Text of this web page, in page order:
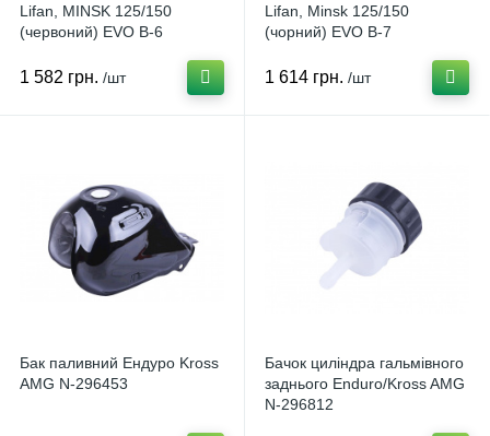
Lifan, MINSK 125/150
(червоний) EVO B-6
1 582 грн. /шт
Lifan, Minsk 125/150
(чорний) EVO B-7
1 614 грн. /шт
Бак паливний Ендуро Kross
AMG N-296453
Бачок циліндра гальмівного
заднього Enduro/Kross AMG
N-296812